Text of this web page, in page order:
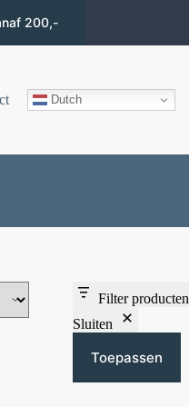
200,-
Dutch
Filter producten
Sluiten
Toepassen